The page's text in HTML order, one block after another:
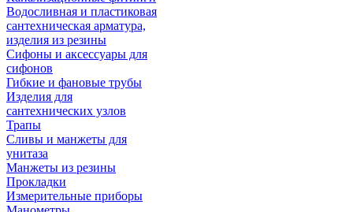
Водосливная и пластиковая
сантехническая арматура,
изделия из резины
Сифоны и аксессуары для
сифонов
Гибкие и фановые трубы
Изделия для
сантехнических узлов
Трапы
Сливы и манжеты для
унитаза
Манжеты из резины
Прокладки
Измерительные приборы